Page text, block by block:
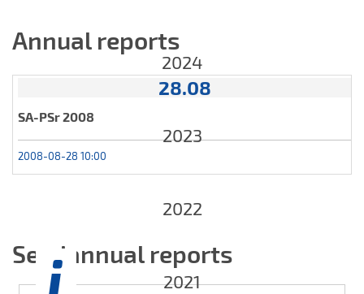
2024
2023
2022
2021
Annual reports
28.08
SA-PSr 2008
2008-08-28 10:00
Semiannual reports